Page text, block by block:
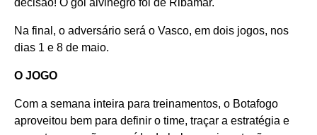
decisão! O gol alvinegro foi de Ribamar.
Na final, o adversário será o Vasco, em dois jogos, nos
dias 1 e 8 de maio.
O JOGO
Com a semana inteira para treinamentos, o Botafogo
aproveitou bem para definir o time, traçar a estratégia e